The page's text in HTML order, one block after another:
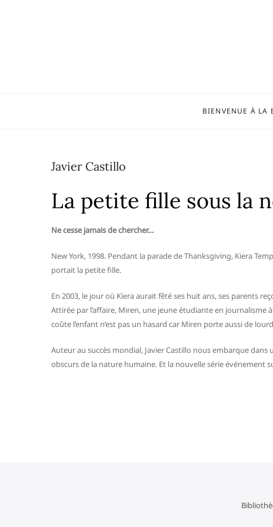
BIENVENUE À LA
Javier Castillo
La petite fille sous la
Ne cesse jamais de chercher…
New York, 1998. Pendant la parade de Thanksgiving, Kiera
portait la petite fille.
En 2003, le jour où Kiera aurait fêté ses huit ans, ses parents
Attirée par l’affaire, Miren, une jeune étudiante en
coûte l’enfant n’est pas un hasard car Miren porte aussi de
Auteur au succès mondial, Javier Castillo nous embarque
obscurs de la nature humaine. Et la nouvelle série événement